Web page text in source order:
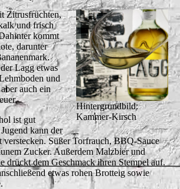
Hintergrundbild:
Kammer-Kirsch
Zitrusfrüchten,
und frisch
kommt
darunter
Lagg etwas
und
auch ein
ist gut
kann der
verstecken. Süßer Torfrauch, BBQ-Sauce
Zucker. Außerdem Malzbier und
drückt dem Geschmack ihren Stempel auf.
etwas rohen Brotteig sowie